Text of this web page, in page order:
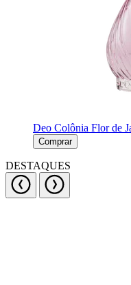
Deo Colônia Flor de
Comprar
DESTAQUES